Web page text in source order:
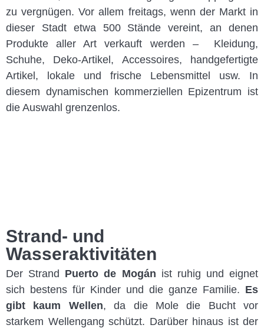
zu vergnügen. Vor allem freitags, wenn der Markt in
dieser Stadt etwa 500 Stände vereint, an denen
Produkte aller Art verkauft werden – Kleidung,
Schuhe, Deko-Artikel, Accessoires, handgefertigte
Artikel, lokale und frische Lebensmittel usw. In
diesem dynamischen kommerziellen Epizentrum ist
die Auswahl grenzenlos.
Strand- und
Wasseraktivitäten
Der Strand Puerto de Mogán ist ruhig und eignet
sich bestens für Kinder und die ganze Familie. Es
gibt kaum Wellen, da die Mole die Bucht vor
starkem Wellengang schützt. Darüber hinaus ist der